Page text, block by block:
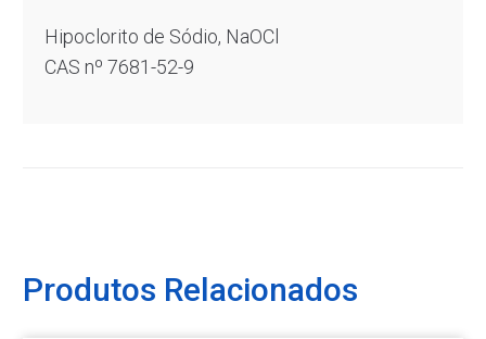
Hipoclorito de Sódio, NaOCl
CAS nº 7681-52-9
Produtos Relacionados